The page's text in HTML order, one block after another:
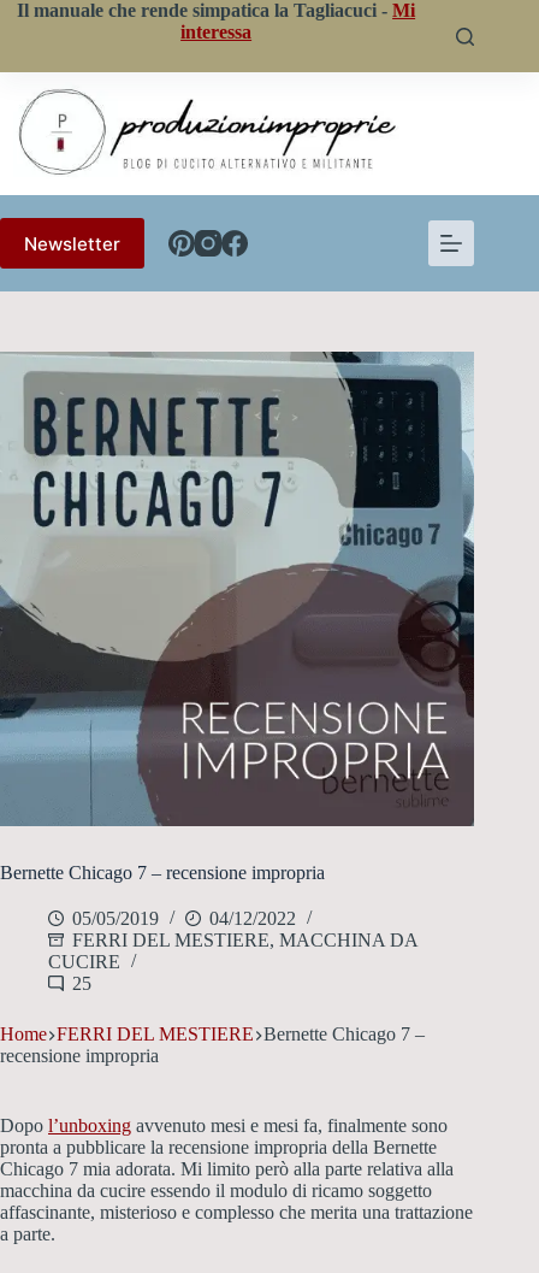
SaltaIl manuale che rende simpatica la Tagliacuci -Mi
interessa
Newsletter
Bernette Chicago 7 – recensione impropria
05/05/2019
04/12/2022
FERRI DEL MESTIERE, MACCHINA DA
CUCIRE
25
Home FERRI DEL MESTIERE Bernette Chicago 7 –
recensione impropria
Dopo l’unboxing avvenuto mesi e mesi fa, finalmente sono
pronta a pubblicare la recensione impropria della Bernette
Chicago 7 mia adorata. Mi limito però alla parte relativa alla
macchina da cucire essendo il modulo di ricamo soggetto
affascinante, misterioso e complesso che merita una trattazione
a parte.